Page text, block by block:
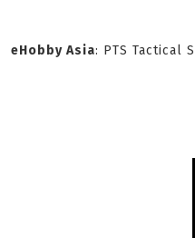
eHobby Asia: PTS Tactical